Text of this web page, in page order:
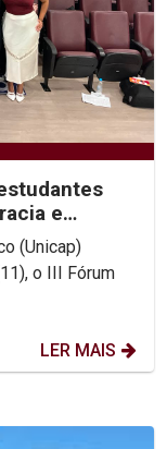
e
(Unicap)
o III Fórum
LER MAIS